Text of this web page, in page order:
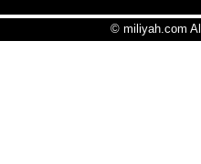
© miliyah.com